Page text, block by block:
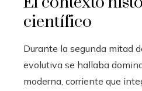
científico
Durante la segunda mitad
evolutiva se hallaba
moderna, corriente que